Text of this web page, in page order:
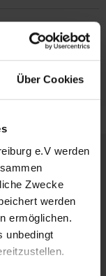
Über Cookies
e.V werden
Zwecke
werden
ermöglichen.
unbedingt